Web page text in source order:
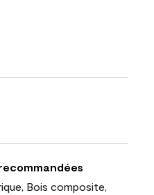
Bois composite,